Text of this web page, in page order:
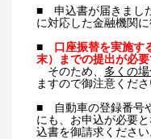
■ 申込書が届きまし
に対応した金融機関に
■ 口座振替を実施す
末）までの提出が必
そのため、 多くの
ますので御注意くださ
■ 自動車の登録番号
にも、お申込が必要
込書を御請求ください